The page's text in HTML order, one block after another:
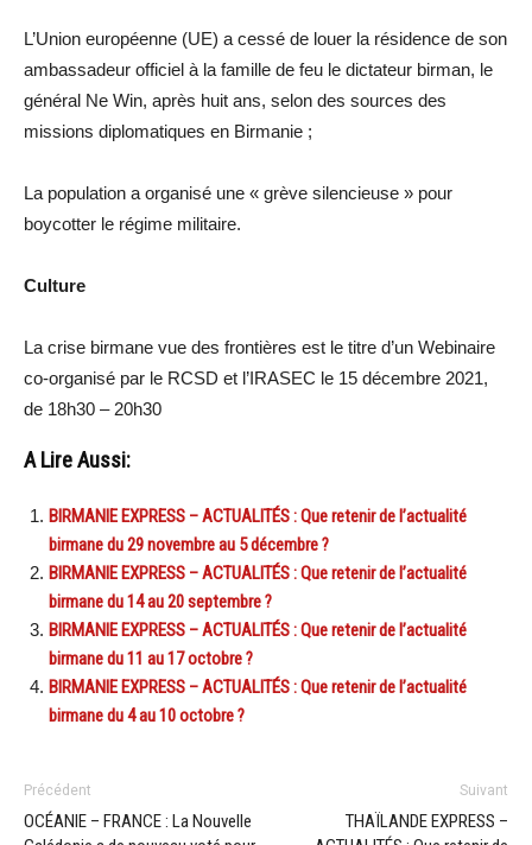
L’Union européenne (UE) a cessé de louer la résidence de son
ambassadeur officiel à la famille de feu le dictateur birman, le
général Ne Win, après huit ans, selon des sources des
missions diplomatiques en Birmanie ;
La population a organisé une « grève silencieuse » pour
boycotter le régime militaire.
Culture
La crise birmane vue des frontières est le titre d’un Webinaire
co-organisé par le RCSD et l’IRASEC le 15 décembre 2021,
de 18h30 – 20h30
A Lire Aussi:
BIRMANIE EXPRESS – ACTUALITÉS : Que retenir de l’actualité
birmane du 29 novembre au 5 décembre ?
BIRMANIE EXPRESS – ACTUALITÉS : Que retenir de l’actualité
birmane du 14 au 20 septembre ?
BIRMANIE EXPRESS – ACTUALITÉS : Que retenir de l’actualité
birmane du 11 au 17 octobre ?
BIRMANIE EXPRESS – ACTUALITÉS : Que retenir de l’actualité
birmane du 4 au 10 octobre ?
Précédent
OCÉANIE – FRANCE : La Nouvelle
Suivant
THAÏLANDE EXPRESS –